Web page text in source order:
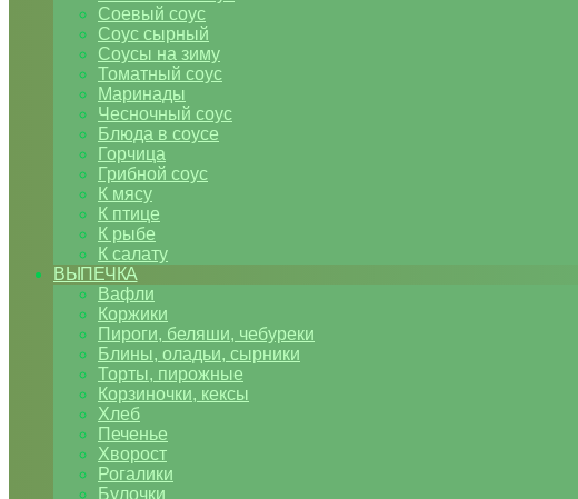
Соевый соус
Соус сырный
Соусы на зиму
Томатный соус
Маринады
Чесночный соус
Блюда в соусе
Горчица
Грибной соус
К мясу
К птице
К рыбе
К салату
ВЫПЕЧКА
Вафли
Коржики
Пироги, беляши, чебуреки
Блины, оладьи, сырники
Торты, пирожные
Корзиночки, кексы
Хлеб
Печенье
Хворост
Рогалики
Булочки